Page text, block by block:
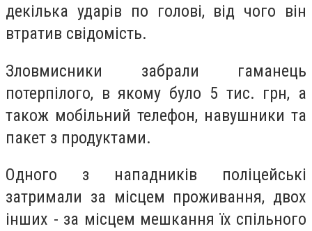
декілька ударів по голові, від чого він
втратив свідомість.
Зловмисники забрали гаманець
потерпілого, в якому було 5 тис. грн, а
також мобільний телефон, навушники та
пакет з продуктами.
Одного з нападників поліцейські
затримали за місцем проживання, двох
інших - за місцем мешкання їх спільного